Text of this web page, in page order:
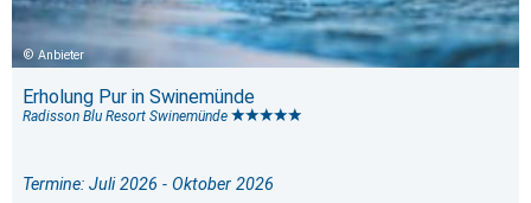
Anbieter
Erholung Pur in Swinemünde
Radisson Blu Resort Swinemünde
Termine: Juli 2026 - Oktober 2026